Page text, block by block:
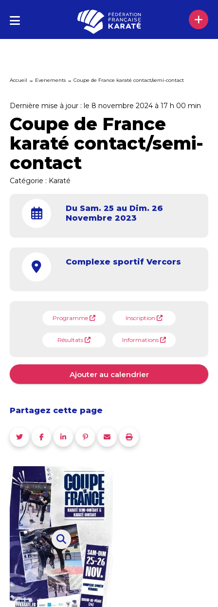
Accueil → Evenements → Coupe de France karaté contact/semi-contact
Dernière mise à jour : le 8 novembre 2024 à 17 h 00 min
Coupe de France
karaté contact/semi-
contact
Catégorie : Karaté
Du Sam. 25 au Dim. 26
Novembre 2023
Complexe sportif Vercors
Programme Inscription
Résultats Informations
Ajouter au calendrier
Partagez cette page